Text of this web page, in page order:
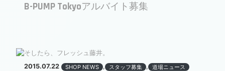
B-PUMP Tokyoアルバイト募集
2015.07.22 SHOP NEWS , スタッフ募集 , 道場ニュース